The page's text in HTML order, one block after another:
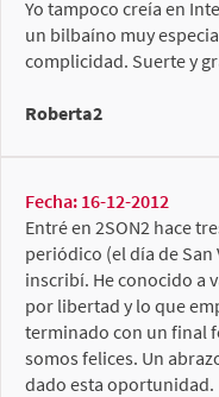
Yo tampoco creía en
un bilbaíno muy
complicidad. Suerte y
Roberta2
Fecha: 16-12-2012
Entré en 2SON2 hace
periódico (el día de
inscribí. He conocido a
por libertad y lo que
terminado con un final
somos felices. Un
dado esta oportunidad.